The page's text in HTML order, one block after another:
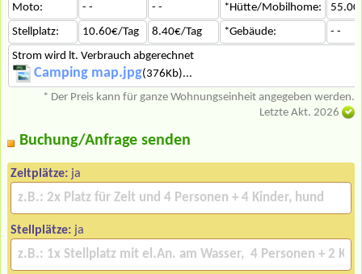
Moto:
- - - - *Hütte/Mobilhome:
Stellplatz:
10.60€/Tag 8.40€/Tag *Gebäude:
- -
Strom wird lt. Verbrauch abgerechnet
Camping map.jpg(376Kb)...
* Der Preis kann für ganze Wohnungseinheit angegeben werden.
Letzte Akt. 2026
Buchung/Anfrage senden
Zeltplätze: ja
Stellplätze: ja